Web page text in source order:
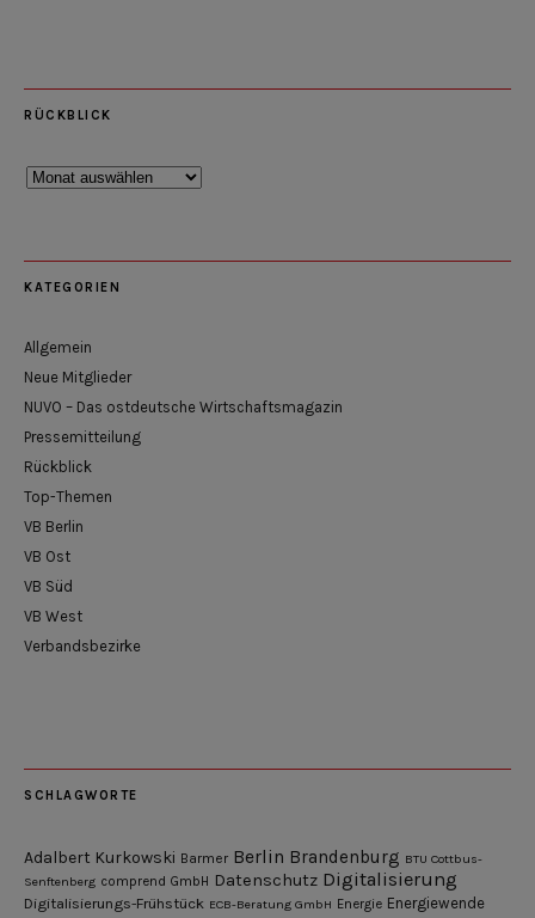
RÜCKBLICK
Rückblick
KATEGORIEN
Allgemein
Neue Mitglieder
NUVO – Das ostdeutsche Wirtschaftsmagazin
Pressemitteilung
Rückblick
Top-Themen
VB Berlin
VB Ost
VB Süd
VB West
Verbandsbezirke
SCHLAGWORTE
Adalbert Kurkowski Barmer Berlin Brandenburg BTU Cottbus-
Senftenberg comprend GmbH Datenschutz Digitalisierung
Digitalisierungs-Frühstück ECB-Beratung GmbH Energie Energiewende